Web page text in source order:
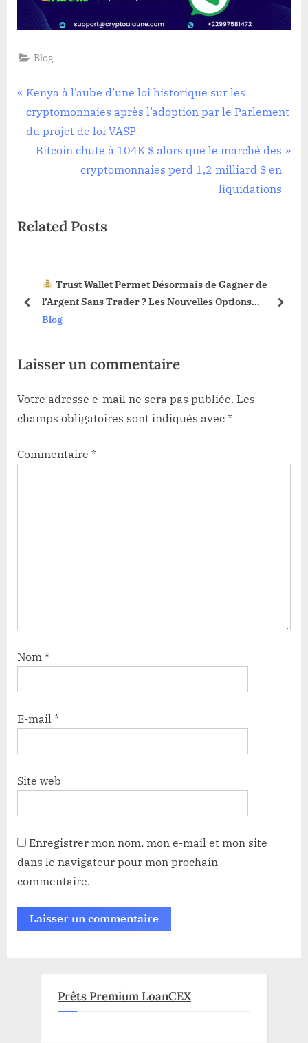
Blog
Navigation
de
l’article
P
r
e
s
P
t
Kenya à l’aube d’une loi historique sur les
cryptomonnaies après l’adoption par le Parlement
du projet de loi VASP
N
P
o
Bitcoin chute à 104K $ alors que le marché des
cryptomonnaies perd 1,2 milliard $ en
liquidations
Related Posts
Trust Wallet Permet Désormais de Gagner de
l’Argent Sans Trader ? Les Nouvelles Options
Dévoilées !
Blog
prev next
Laisser un commentaire
Votre adresse e-mail ne sera pas publiée. Les
champs obligatoires sont indiqués avec *
Commentaire *
Nom *
E-mail *
Site web
Enregistrer mon nom, mon e-mail et mon site
dans le navigateur pour mon prochain
commentaire.
Prêts Premium LoanCEX